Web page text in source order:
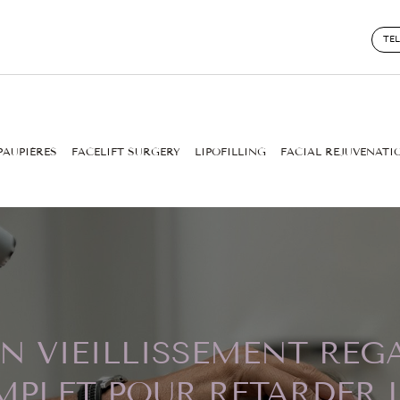
FACELIFT SURGERY LIPOFILLING FACIAL
VIEILLISSEMENT